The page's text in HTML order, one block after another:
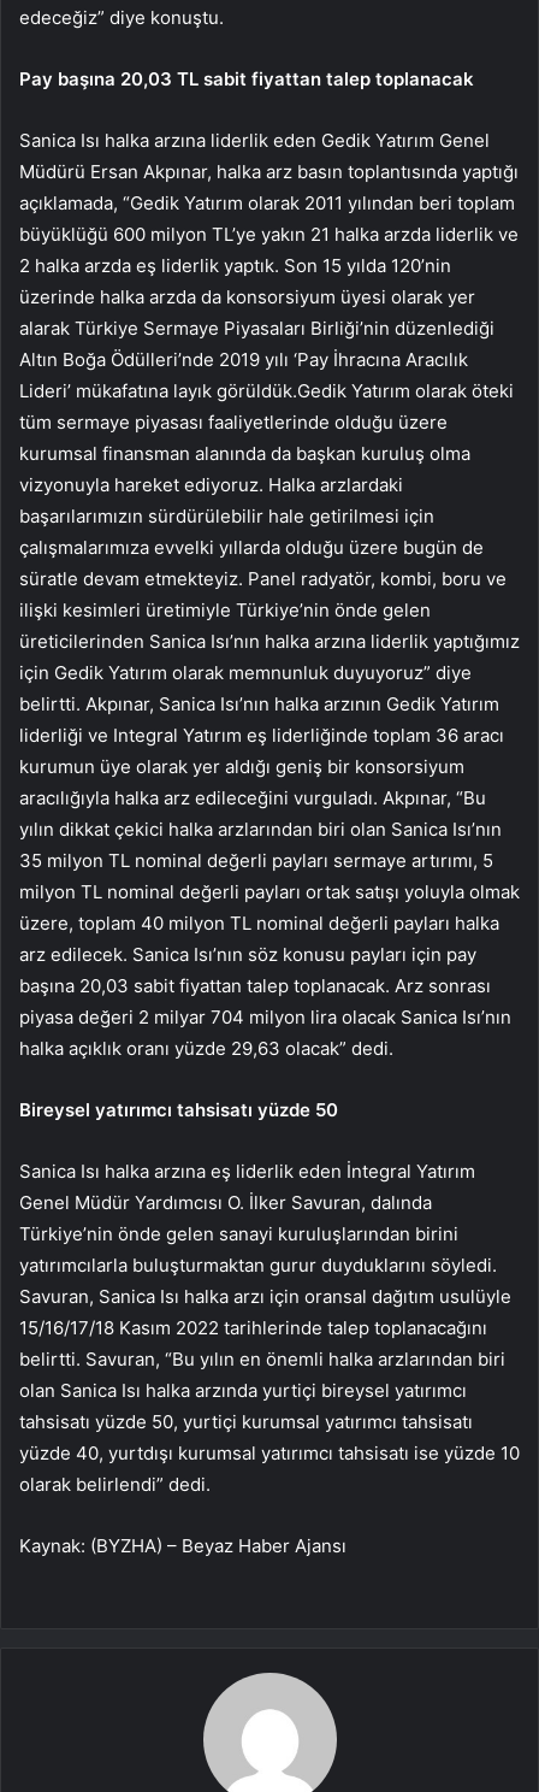
edeceğiz” diye konuştu.
Pay başına 20,03 TL sabit fiyattan talep toplanacak
Sanica Isı halka arzına liderlik eden Gedik Yatırım Genel
Müdürü Ersan Akpınar, halka arz basın toplantısında yaptığı
açıklamada, “Gedik Yatırım olarak 2011 yılından beri toplam
büyüklüğü 600 milyon TL’ye yakın 21 halka arzda liderlik ve
2 halka arzda eş liderlik yaptık. Son 15 yılda 120’nin
üzerinde halka arzda da konsorsiyum üyesi olarak yer
alarak Türkiye Sermaye Piyasaları Birliği’nin düzenlediği
Altın Boğa Ödülleri’nde 2019 yılı ‘Pay İhracına Aracılık
Lideri’ mükafatına layık görüldük.Gedik Yatırım olarak öteki
tüm sermaye piyasası faaliyetlerinde olduğu üzere
kurumsal finansman alanında da başkan kuruluş olma
vizyonuyla hareket ediyoruz. Halka arzlardaki
başarılarımızın sürdürülebilir hale getirilmesi için
çalışmalarımıza evvelki yıllarda olduğu üzere bugün de
süratle devam etmekteyiz. Panel radyatör, kombi, boru ve
ilişki kesimleri üretimiyle Türkiye’nin önde gelen
üreticilerinden Sanica Isı’nın halka arzına liderlik yaptığımız
için Gedik Yatırım olarak memnunluk duyuyoruz” diye
belirtti. Akpınar, Sanica Isı’nın halka arzının Gedik Yatırım
liderliği ve Integral Yatırım eş liderliğinde toplam 36 aracı
kurumun üye olarak yer aldığı geniş bir konsorsiyum
aracılığıyla halka arz edileceğini vurguladı. Akpınar, “Bu
yılın dikkat çekici halka arzlarından biri olan Sanica Isı’nın
35 milyon TL nominal değerli payları sermaye artırımı, 5
milyon TL nominal değerli payları ortak satışı yoluyla olmak
üzere, toplam 40 milyon TL nominal değerli payları halka
arz edilecek. Sanica Isı’nın söz konusu payları için pay
başına 20,03 sabit fiyattan talep toplanacak. Arz sonrası
piyasa değeri 2 milyar 704 milyon lira olacak Sanica Isı’nın
halka açıklık oranı yüzde 29,63 olacak” dedi.
Bireysel yatırımcı tahsisatı yüzde 50
Sanica Isı halka arzına eş liderlik eden İntegral Yatırım
Genel Müdür Yardımcısı O. İlker Savuran, dalında
Türkiye’nin önde gelen sanayi kuruluşlarından birini
yatırımcılarla buluşturmaktan gurur duyduklarını söyledi.
Savuran, Sanica Isı halka arzı için oransal dağıtım usulüyle
15/16/17/18 Kasım 2022 tarihlerinde talep toplanacağını
belirtti. Savuran, “Bu yılın en önemli halka arzlarından biri
olan Sanica Isı halka arzında yurtiçi bireysel yatırımcı
tahsisatı yüzde 50, yurtiçi kurumsal yatırımcı tahsisatı
yüzde 40, yurtdışı kurumsal yatırımcı tahsisatı ise yüzde 10
olarak belirlendi” dedi.
Kaynak: (BYZHA) – Beyaz Haber Ajansı